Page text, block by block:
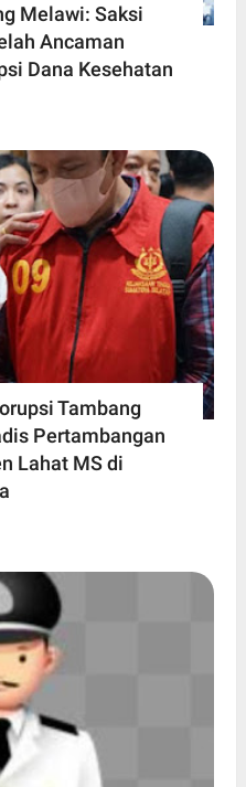
Melawi: Saksi
Ancaman
Dana Kesehatan
Tambang
Pertambangan
Lahat MS di